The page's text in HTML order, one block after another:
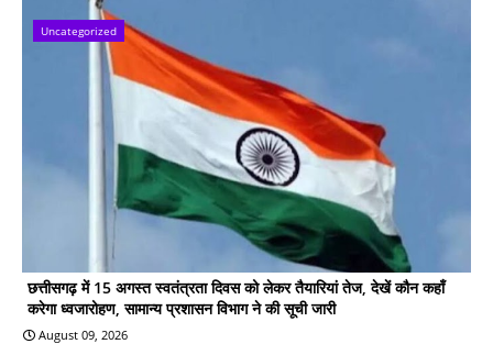
Uncategorized
छत्तीसगढ़ में 15 अगस्त स्वतंत्रता दिवस को लेकर तैयारियां तेज, देखें कौन कहाँ
करेगा ध्वजारोहण, सामान्य प्रशासन विभाग ने की सूची जारी
August 09, 2026